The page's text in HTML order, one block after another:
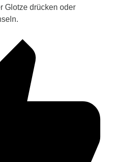
Glotze drücken oder